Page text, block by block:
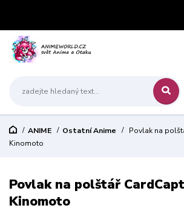
ANIME Ostatní Anime
Povlak na
Kinomoto
Povlak na polštář
Kinomoto